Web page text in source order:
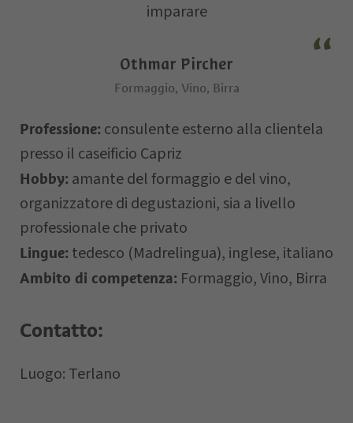
imparare
Othmar Pircher
Formaggio, Vino, Birra
Professione: consulente esterno alla clientela
presso il caseificio Capriz
Hobby: amante del formaggio e del vino,
organizzatore di degustazioni, sia a livello
professionale che privato
Lingue: tedesco (Madrelingua), inglese, italiano
Ambito di competenza: Formaggio, Vino, Birra
Contatto:
Luogo: Terlano
Il vostro messaggio…
Letto e compreso la
autorizzo il Titolare al trattamento dei
dati personali.